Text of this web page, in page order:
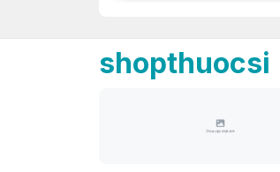
shopthuocsi